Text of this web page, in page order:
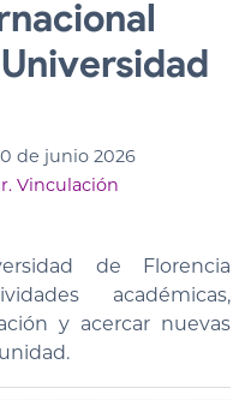
de junio 2026
Vinculación
de Florencia
académicas,
y acercar nuevas